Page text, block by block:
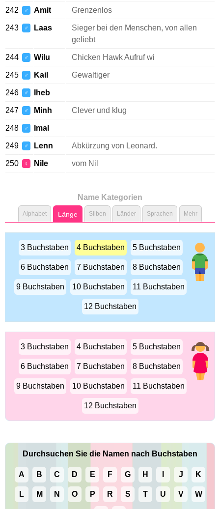
242 ♂ Amit Grenzenlos
243 ♂ Laas
Sieger bei den Menschen, von allen
geliebt
244 ♂ Wilu Chicken Hawk Aufruf wi
245 ♂ Kail Gewaltiger
246 ♂ Iheb
247 ♂ Minh Clever und klug
248 ♂ Imal
249 ♂ Lenn Abkürzung von Leonard.
250 ♀ Nile vom Nil
Name Kategorien
Alphabet Länge Silben Länder Sprachen Mehr
3 Buchstaben 4 Buchstaben 5 Buchstaben
6 Buchstaben 7 Buchstaben 8 Buchstaben
9 Buchstaben 10 Buchstaben 11 Buchstaben
12 Buchstaben
3 Buchstaben 4 Buchstaben 5 Buchstaben
6 Buchstaben 7 Buchstaben 8 Buchstaben
9 Buchstaben 10 Buchstaben 11 Buchstaben
12 Buchstaben
Durchsuchen Sie die Namen nach Buchstaben
A B C D E F G H J K
L M N O P R S T U V W